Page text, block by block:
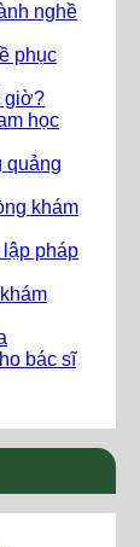
nghề
phục
giờ?
học
quảng
khám
lập pháp
bác sĩ